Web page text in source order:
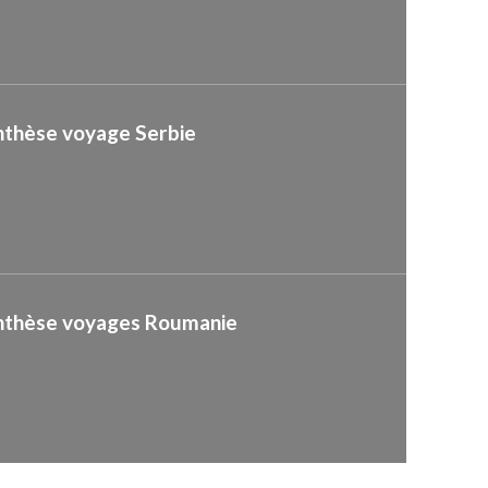
voyage Serbie
voyages Roumanie